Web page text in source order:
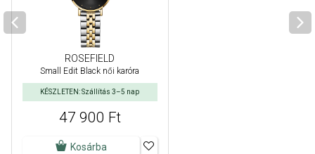
ROSEFIELD
Small Edit Black női karóra
KÉSZLETEN: Szállítás 3–5 nap
47 900 Ft
Kosárba